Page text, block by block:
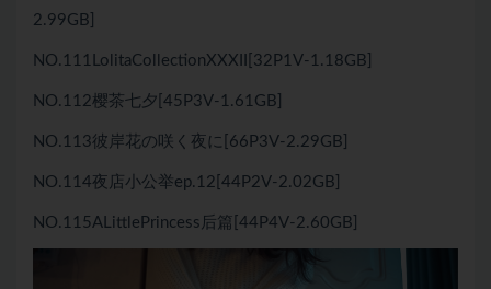
2.99GB]
NO.111LolitaCollectionXXXII[32P1V-1.18GB]
NO.112樱茶七夕[45P3V-1.61GB]
NO.113彼岸花の咲く夜に[66P3V-2.29GB]
NO.114夜店小公举ep.12[44P2V-2.02GB]
NO.115ALittlePrincess后篇[44P4V-2.60GB]